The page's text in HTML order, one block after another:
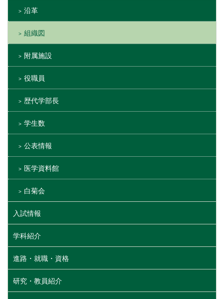
沿革
組織図
附属施設
役職員
歴代学部長
学生数
公表情報
医学資料館
白菊会
入試情報
学科紹介
進路・就職・資格
研究・教員紹介